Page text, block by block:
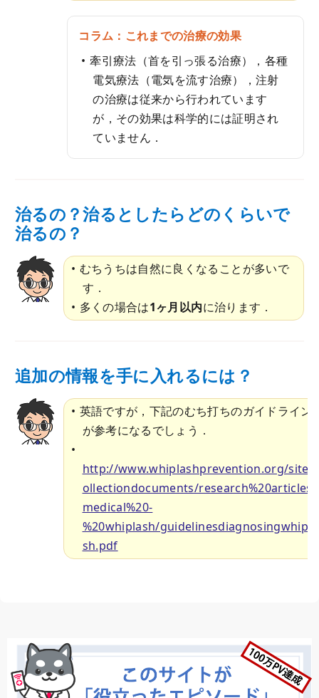
コラム：これまでの治療の効果
牽引療法（首を引っ張る治療），各種
電気療法（電気を流す治療），注射
の治療は従来から行われています
が，その効果は科学的には証明され
ていません．
治るの？治るとしたらどのくらいで
治るの？
むちうちは自然に良くなることが多いで
す．
多くの場合は1ヶ月以内に治ります．
追加の情報を手に入れるには？
英語ですが，下記のむち打ちのガイドライン
が参考になるでしょう．
http://www.whiplashprevention.org/sitec
ollectiondocuments/research%20articles/
medical%20-
%20whiplash/guidelinesdiagnosingwhipla
sh.pdf